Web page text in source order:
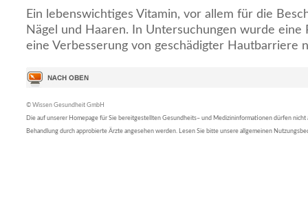
Ein lebenswichtiges Vitamin, vor allem für die
Nägel und Haaren. In Untersuchungen wurde eine
eine Verbesserung von geschädigter Hautbarriere
© Wissen Gesundheit GmbH
Die auf unserer Homepage für Sie bereitgestellten Gesundheits– und Medizininformationen dürfen nicht
Behandlung durch approbierte Ärzte angesehen werden. Lesen Sie bitte unsere allgemeinen